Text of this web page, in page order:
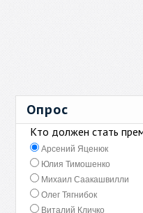
Опрос
Кто должен стать
Арсений Яценюк
Юлия Тимошенко
Михаил Саакашвилли
Олег Тягнибок
Виталий Кличко